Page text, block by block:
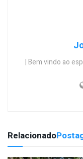
| Bem vindo ao
Relacionado